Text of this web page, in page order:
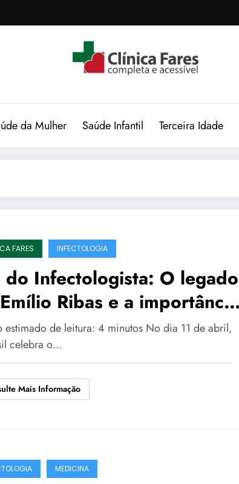
da Mulher Saúde Infantil Terceira Idade
FARES INFECTOLOGIA
do Infectologista: O legado
Ribas e a importância
na prevenção
estimado de leitura: 4 minutos No dia 11 de abril,
celebra o…
Mais Informação
MEDICINA